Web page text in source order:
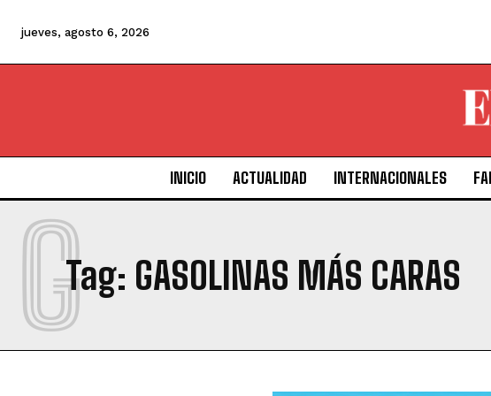
jueves, agosto 6, 2026
INICIO ACTUALIDAD INTERNACIONALES
Tag: GASOLINAS MÁS CARAS
G